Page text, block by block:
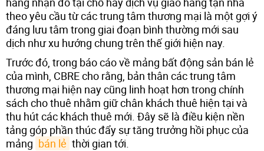
theo yêu cầu từ các trung tâm thương mại là một gợi ý
đáng lưu tâm trong giai đoạn bình thường mới sau
dịch như xu hướng chung trên thế giới hiện nay.
Trước đó, trong báo cáo về mảng bất động sản bán lẻ
của mình, CBRE cho rằng, bản thân các trung tâm
thương mại hiện nay cũng linh hoạt hơn trong chính
sách cho thuê nhằm giữ chân khách thuê hiện tại và
thu hút các khách thuê mới. Đây sẽ là điều kiện nền
tảng góp phần thúc đẩy sự tăng trưởng hồi phục của
mảng bán lẻ thời gian tới.